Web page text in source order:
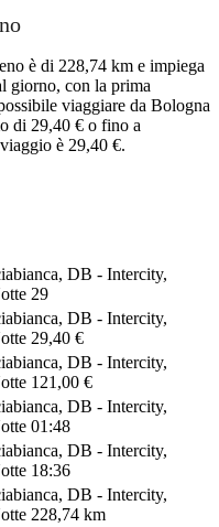
è di 228,74 km e impiega
giorno, con la prima
viaggiare da Bologna
di 29,40 € o fino a
è 29,40 €.
DB - Intercity,
29
DB - Intercity,
29,40 €
DB - Intercity,
121,00 €
DB - Intercity,
01:48
DB - Intercity,
18:36
DB - Intercity,
228,74 km